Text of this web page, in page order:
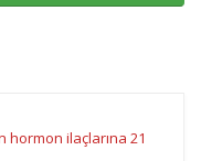
hormon ilaçlarına 21